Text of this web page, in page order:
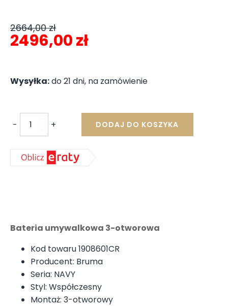
2664,00zł
Pierwotna
wynosiła:
2664,00 zł.
2496,00złAktualna
wynosi:
2496,00 zł.
Wysyłka:do 21 dni, na zamówienie
-
NAVY
Bateria
+ DODAJ DO KOSZYKA
Bateria umywalkowa 3-otworowa
Kod towaru 1908601CR
Producent: Bruma
Seria: NAVY
Styl: Współczesny
Montaż: 3-otworowy